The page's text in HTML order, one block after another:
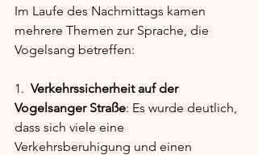
Im Laufe des Nachmittags kamen
mehrere Themen zur Sprache, die
Vogelsang betreffen:
1. Verkehrssicherheit auf der
Vogelsanger Straße: Es wurde deutlich,
dass sich viele eine
Verkehrsberuhigung und einen